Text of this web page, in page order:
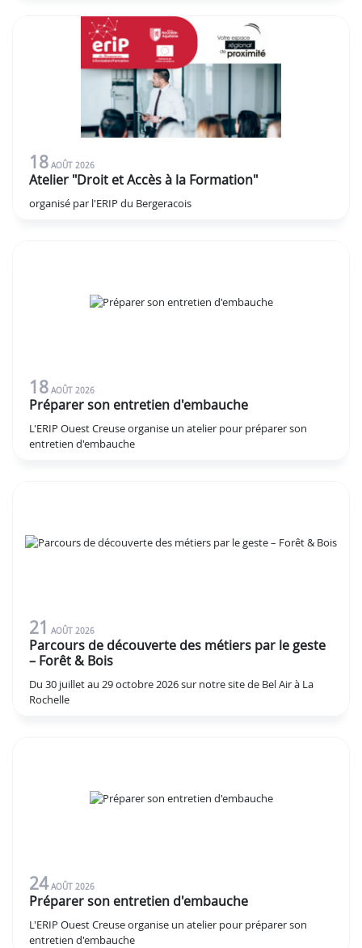
18 AOÛT 2026
Atelier "Droit et Accès à la Formation"
organisé par l'ERIP du Bergeracois
18 AOÛT 2026
Préparer son entretien d'embauche
L'ERIP Ouest Creuse organise un atelier pour préparer son
entretien d'embauche
21 AOÛT 2026
Parcours de découverte des métiers par le geste
– Forêt & Bois
Du 30 juillet au 29 octobre 2026 sur notre site de Bel Air à La
Rochelle
24 AOÛT 2026
Préparer son entretien d'embauche
L'ERIP Ouest Creuse organise un atelier pour préparer son
entretien d'embauche